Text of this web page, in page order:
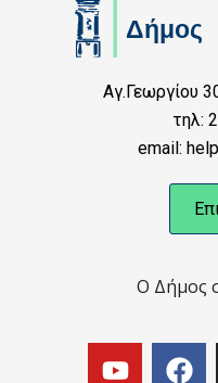
Αγ.Γεωργίου
τηλ:
email:
Ο Δήμος